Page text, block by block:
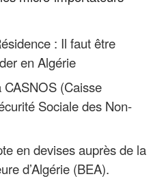
: Il faut être
en Algérie
(Caisse
Sociale des Non-
en devises auprès de la
d’Algérie (BEA).